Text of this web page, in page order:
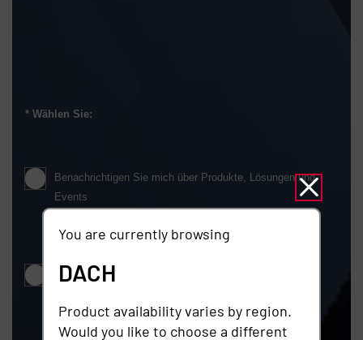
Wählen Sie:
Benachrichtigen Sie mich über Produkte, Lösungen und
Events
Benachrichtigen Sie mich nicht über Produkte, Lösungen
You are currently browsing
DACH
Product availability varies by region.
Would you like to choose a different